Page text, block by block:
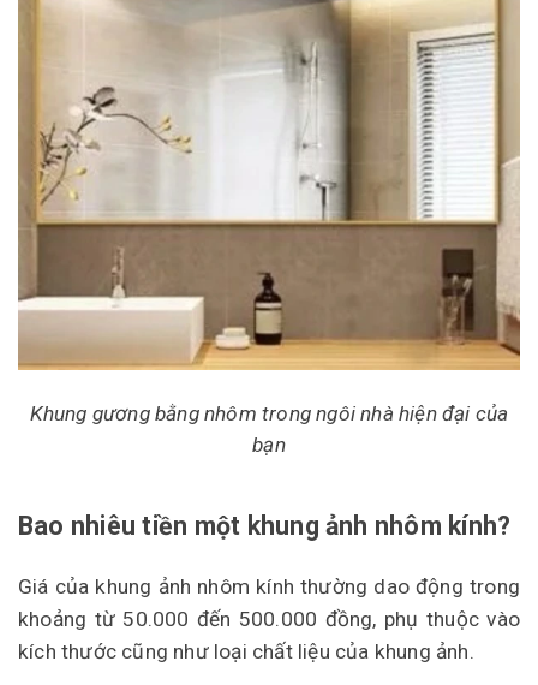
Khung gương bằng nhôm trong ngôi nhà hiện đại của
bạn
Bao nhiêu tiền một khung ảnh nhôm kính?
Giá của khung ảnh nhôm kính thường dao động trong
khoảng từ 50.000 đến 500.000 đồng, phụ thuộc vào
kích thước cũng như loại chất liệu của khung ảnh.